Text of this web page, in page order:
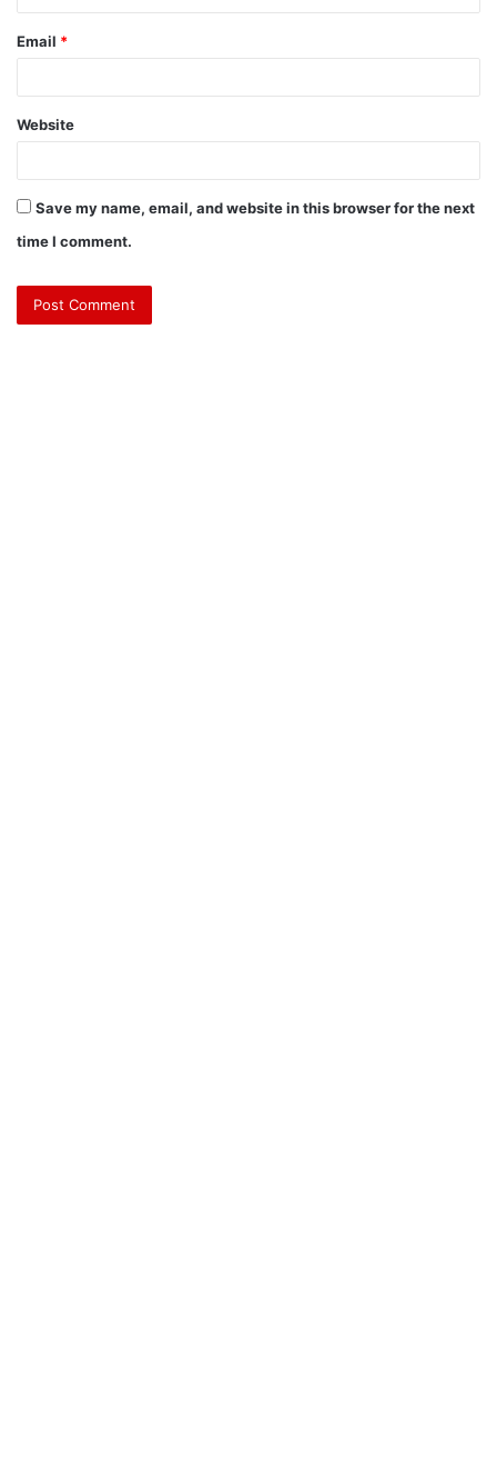
Email *
Website
Save my name, email, and website in this browser for the next
time I comment.